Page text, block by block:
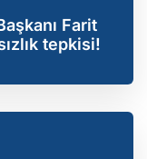
Farit
tepkisi!